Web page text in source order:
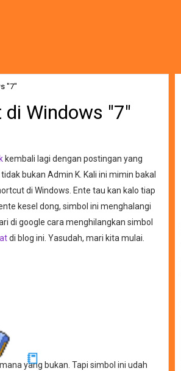
"7"
Windows "7"
kembali lagi dengan postingan yang
bukan Admin K. Kali ini mimin bakal
di Windows. Ente tau kan kalo tiap
kesel dong, simbol ini menghalangi
di google cara menghilangkan simbol
di blog ini. Yasudah, mari kita mulai.
yang bukan. Tapi simbol ini udah